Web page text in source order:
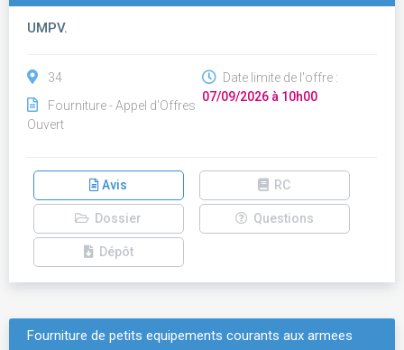
UMPV.
34
Fourniture - Appel d'Offres
Ouvert
Date limite de l'offre :
07/09/2026 à 10h00
Avis RC
Dossier Questions
Dépôt
Fourniture de petits equipements courants aux armees